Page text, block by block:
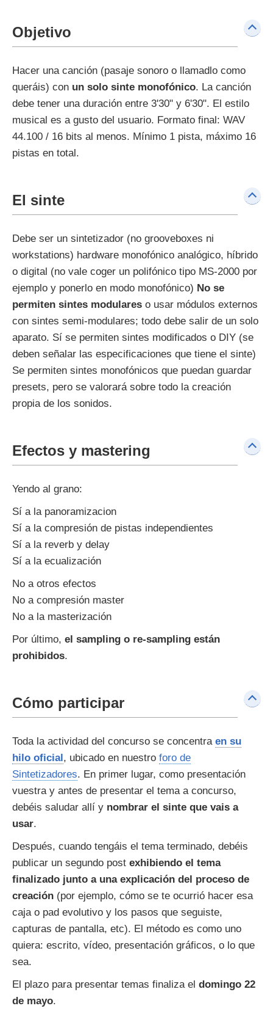
Objetivo
Hacer una canción (pasaje sonoro o llamadlo como
queráis) con un solo sinte monofónico. La canción
debe tener una duración entre 3'30" y 6'30". El estilo
musical es a gusto del usuario. Formato final: WAV
44.100 / 16 bits al menos. Mínimo 1 pista, máximo 16
pistas en total.
El sinte
Debe ser un sintetizador (no grooveboxes ni
workstations) hardware monofónico analógico, híbrido
o digital (no vale coger un polifónico tipo MS-2000 por
ejemplo y ponerlo en modo monofónico) No se
permiten sintes modulares o usar módulos externos
con sintes semi-modulares; todo debe salir de un solo
aparato. Sí se permiten sintes modificados o DIY (se
deben señalar las especificaciones que tiene el sinte)
Se permiten sintes monofónicos que puedan guardar
presets, pero se valorará sobre todo la creación
propia de los sonidos.
Efectos y mastering
Yendo al grano:
Sí a la panoramizacion
Sí a la compresión de pistas independientes
Sí a la reverb y delay
Sí a la ecualización
No a otros efectos
No a compresión master
No a la masterización
Por último, el sampling o re-sampling están
prohibidos.
Cómo participar
Toda la actividad del concurso se concentra en su
hilo oficial, ubicado en nuestro foro de
Sintetizadores. En primer lugar, como presentación
vuestra y antes de presentar el tema a concurso,
debéis saludar allí y nombrar el sinte que vais a
usar.
Después, cuando tengáis el tema terminado, debéis
publicar un segundo post exhibiendo el tema
finalizado junto a una explicación del proceso de
creación (por ejemplo, cómo se te ocurrió hacer esa
caja o pad evolutivo y los pasos que seguiste,
capturas de pantalla, etc). El método es como uno
quiera: escrito, vídeo, presentación gráficos, o lo que
sea.
El plazo para presentar temas finaliza el domingo 22
de mayo.